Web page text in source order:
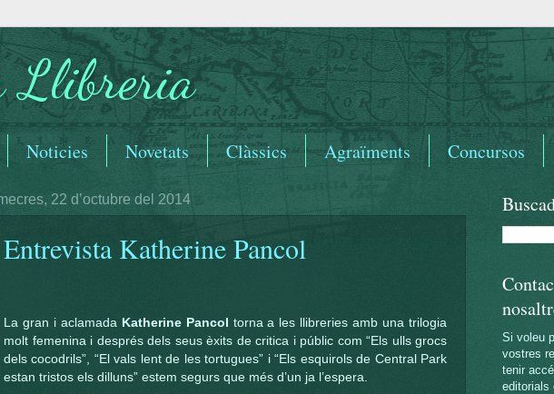
Llibreria
Noticies Novetats Clàssics Agraïments Concursos
22 d’octubre del 2014
Entrevista Katherine Pancol
La gran i aclamada Katherine Pancol torna a les llibreries amb una trilogia
molt femenina i després dels seus èxits de critica i públic com “Els ulls grocs
dels cocodrils”, “El vals lent de les tortugues” i “Els esquirols de Central Park
estan tristos els dilluns” estem segurs que més d’un ja l’espera.
Si voleu
vostres
tenir
editorials